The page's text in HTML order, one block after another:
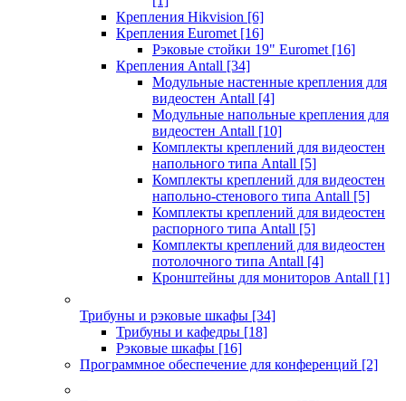
Крепления Hikvision [6]
Крепления Euromet [16]
Рэковые стойки 19" Euromet [16]
Крепления Antall [34]
Модульные настенные крепления для
видеостен Antall [4]
Модульные напольные крепления для
видеостен Antall [10]
Комплекты креплений для видеостен
напольного типа Antall [5]
Комплекты креплений для видеостен
напольно-стенового типа Antall [5]
Комплекты креплений для видеостен
распорного типа Antall [5]
Комплекты креплений для видеостен
потолочного типа Antall [4]
Кронштейны для мониторов Antall [1]
Трибуны и рэковые шкафы [34]
Трибуны и кафедры [18]
Рэковые шкафы [16]
Программное обеспечение для конференций [2]